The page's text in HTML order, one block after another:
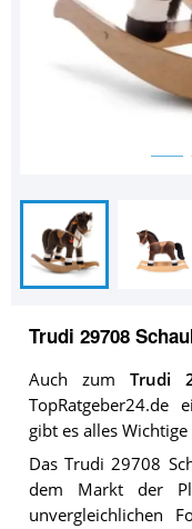
Trudi 29708
Auch zumTrudi
TopRatgeber24.de
gibt es alles
Das Trudi 29708
dem Markt der
unvergleichlichen